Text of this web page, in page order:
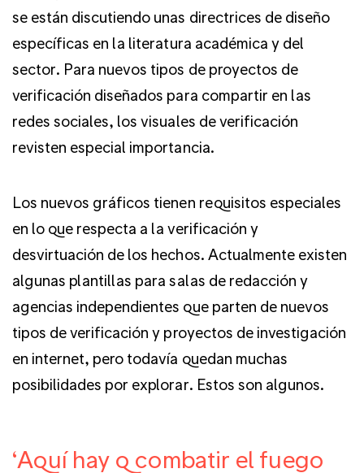
se están discutiendo unas directrices de diseño
específicas en la literatura académica y del
sector. Para nuevos tipos de proyectos de
verificación diseñados para compartir en las
redes sociales, los visuales de verificación
revisten especial importancia.
Los nuevos gráficos tienen requisitos especiales
en lo que respecta a la verificación y
desvirtuación de los hechos. Actualmente existen
algunas plantillas para salas de redacción y
agencias independientes que parten de nuevos
tipos de verificación y proyectos de investigación
en internet, pero todavía quedan muchas
posibilidades por explorar. Estos son algunos.
‘Aquí hay q combatir el fuego